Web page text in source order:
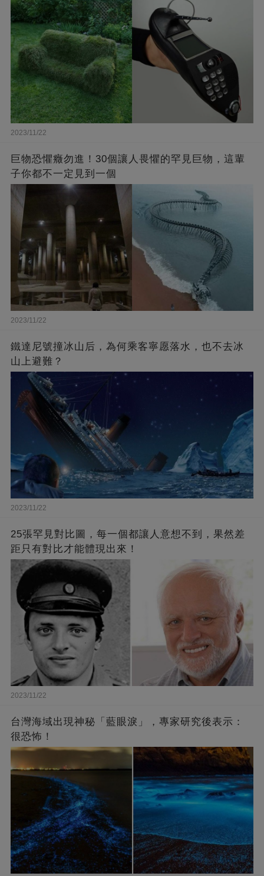
2023/11/22
巨物恐懼癥勿進！30個讓人畏懼的罕見巨物，這輩
子你都不一定見到一個
2023/11/22
鐵達尼號撞冰山后，為何乘客寧愿落水，也不去冰
山上避難？
2023/11/22
25張罕見對比圖，每一個都讓人意想不到，果然差
距只有對比才能體現出來！
2023/11/22
台灣海域出現神秘「藍眼淚」，專家研究後表示：
很恐怖！